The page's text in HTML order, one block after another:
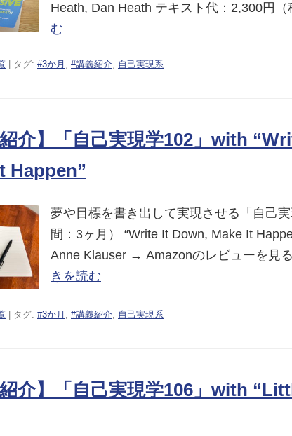
Heath, Dan Heath テキスト代：2,300円
む
| タグ: #3か月 , #講義紹介, 自己実現系
紹介】「自己実現学102」with
Happen”
夢や目標を書き出して実現させる「自己
間：3ヶ月） “Write It Down, Make It
Anne Klauser → Amazonのレビューを見
きを読む
| タグ: #3か月 , #講義紹介, 自己実現系
紹介】「自己実現学106」with